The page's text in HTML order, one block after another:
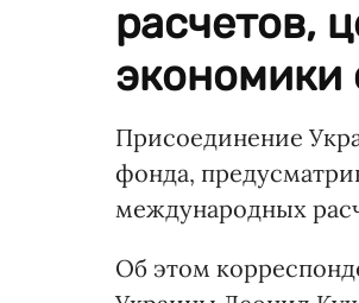
расчетов,
экономики
Присоединение
фонда,
международных
Об этом